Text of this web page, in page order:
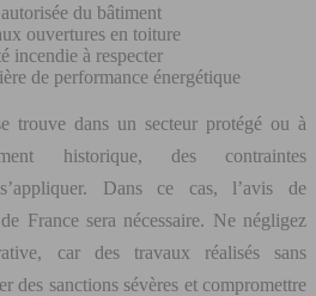
du bâtiment
ouvertures en toiture
incendie à respecter
de performance énergétique
trouve dans un secteur protégé ou à
historique, des contraintes
Dans ce cas, l’avis de
France sera nécessaire. Ne négligez
car des travaux réalisés sans
des sanctions sévères et compromettre